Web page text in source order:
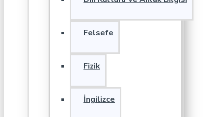
Felsefe
Fizik
İngilizce